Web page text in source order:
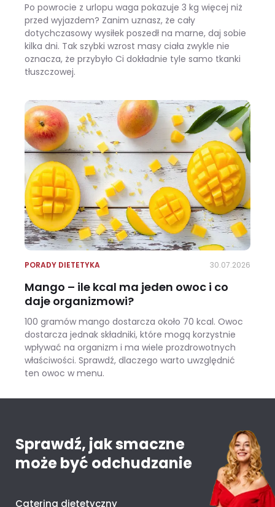
Po powrocie z urlopu waga pokazuje 3 kg więcej niż
przed wyjazdem? Zanim uznasz, że cały
dotychczasowy wysiłek poszedł na marne, daj sobie
kilka dni. Tak szybki wzrost masy ciała zwykle nie
oznacza, że przybyło Ci dokładnie tyle samo tkanki
tłuszczowej.
PORADY DIETETYKA 30.07.2026
Mango – ile kcal ma jeden owoc i co
daje organizmowi?
100 gramów mango dostarcza około 70 kcal. Owoc
dostarcza jednak składniki, które mogą korzystnie
wpływać na organizm i ma wiele prozdrowotnych
właściwości. Sprawdź, dlaczego warto uwzględnić
ten owoc w menu.
Sprawdź, jak smaczne
może być odchudzanie
Catering dietetyczny